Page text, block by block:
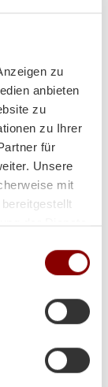
zu
anbieten
zu
zu Ihrer
für
Unsere
mit
der Dienste
auch
Abende